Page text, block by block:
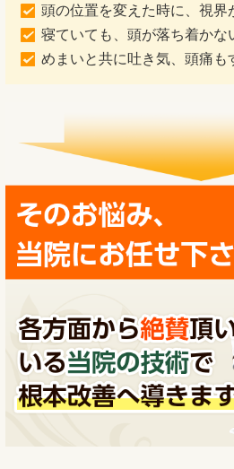
頭の位置を変えた時に、視界
寝ていても、頭が落ち着かな
めまいと共に吐き気、頭痛も